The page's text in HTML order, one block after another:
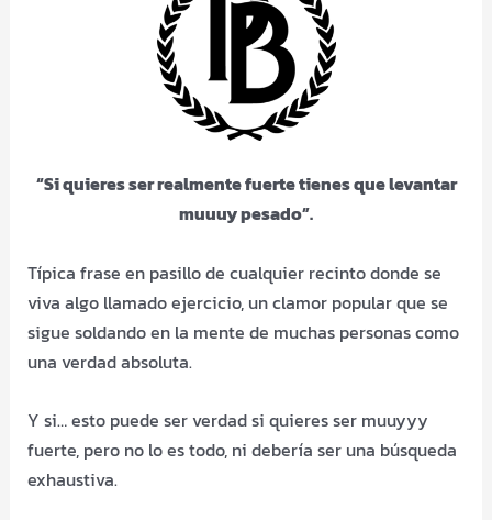
“Si quieres ser realmente fuerte tienes que levantar
muuuy pesado”.
Típica frase en pasillo de cualquier recinto donde se
viva algo llamado ejercicio, un clamor popular que se
sigue soldando en la mente de muchas personas como
una verdad absoluta.
Y si… esto puede ser verdad si quieres ser muuyyy
fuerte, pero no lo es todo, ni debería ser una búsqueda
exhaustiva.